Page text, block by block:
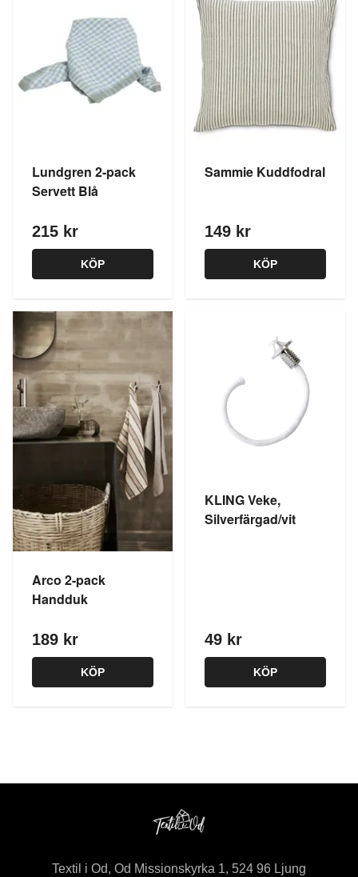
Lundgren 2-pack
Servett Blå
215 kr
KÖP
Sammie Kuddfodral
149 kr
KÖP
Arco 2-pack
Handduk
189 kr
KÖP
KLING Veke,
Silverfärgad/vit
49 kr
KÖP
Textil i Od, Od Missionskyrka 1, 524 96 Ljung